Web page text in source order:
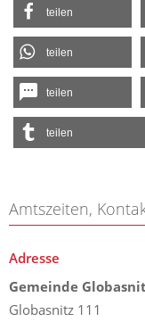
teilen
teilen
teilen
teilen
Amtszeiten,
Adresse
Gemeinde
Globasnitz 111